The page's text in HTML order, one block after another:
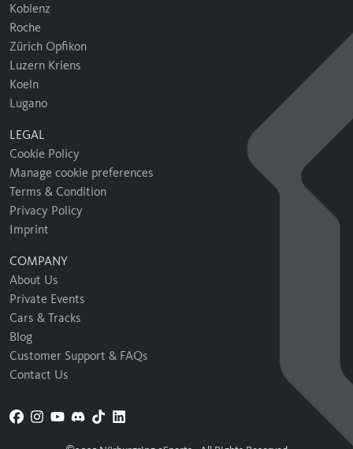
Koblenz
Roche
Zürich Opfikon
Luzern Kriens
Koeln
Lugano
LEGAL
Cookie Policy
Manage cookie preferences
Terms & Condition
Privacy Policy
Imprint
COMPANY
About Us
Private Events
Cars & Tracks
Blog
Customer Support & FAQs
Contact Us